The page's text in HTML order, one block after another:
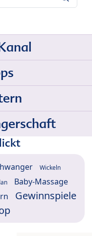
Wickeln
Baby-Massage
Gewinnspiele